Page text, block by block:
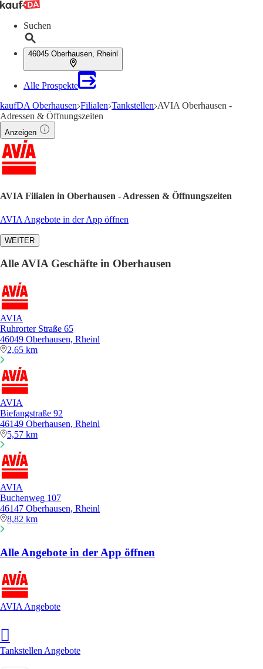
Suchen
46045 Oberhausen, Rheinl
Alle Prospekte
kaufDA Oberhausen Filialen Tankstellen AVIA Oberhausen -
Adressen & Öffnungszeiten
Anzeigen
AVIA Filialen in Oberhausen - Adressen & Öffnungszeiten
AVIA Angebote in der App öffnen
WEITER
Alle AVIA Geschäfte in Oberhausen
AVIA
Ruhrorter Straße 65
46049 Oberhausen, Rheinl
2,65 km
AVIA
Biefangstraße 92
46149 Oberhausen, Rheinl
5,57 km
AVIA
Buchenweg 107
46147 Oberhausen, Rheinl
8,82 km
Alle Angebote in der App öffnen
AVIA Angebote
Tankstellen Angebote